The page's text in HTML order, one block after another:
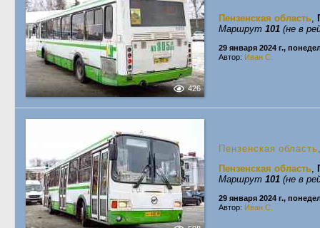
426
Пензенская область,
Маршрут 101 (не в
29 января 2024 г.,
Автор: Иван С.
Пензенская область
Пензенская область,
Маршрут 101 (не в
29 января 2024 г.,
Автор: Иван С.